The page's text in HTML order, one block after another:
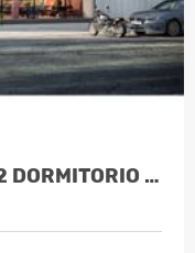
APARTAMENTO - AGUADA 2 DORMITORIO AL…